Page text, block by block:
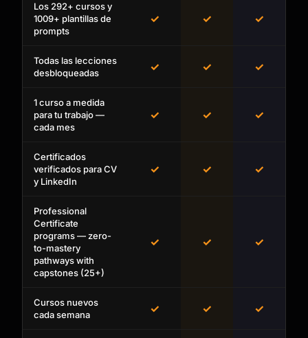
Los 292+ cursos y
1009+ plantillas de
prompts
✓ ✓ ✓
Todas las lecciones
desbloqueadas
✓ ✓ ✓
1 curso a medida
para tu trabajo —
cada mes
✓ ✓ ✓
Certificados
verificados para CV
y LinkedIn
✓ ✓ ✓
Professional
Certificate
programs — zero-
to-mastery
pathways with
capstones (25+)
✓ ✓ ✓
Cursos nuevos
cada semana
✓ ✓ ✓